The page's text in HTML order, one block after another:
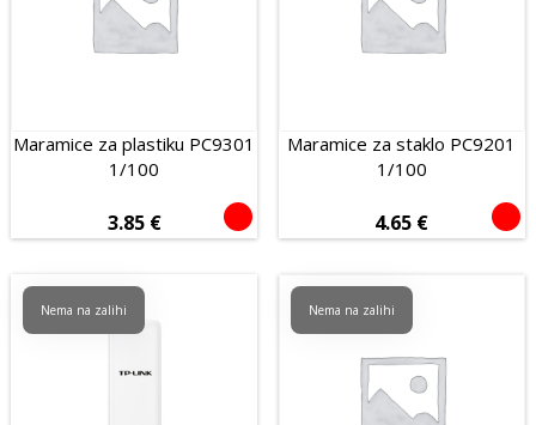
Maramice za plastiku PC9301
1/100
3.85 €
Maramice za staklo PC9201
1/100
4.65 €
Nema na zalihi Nema na zalihi